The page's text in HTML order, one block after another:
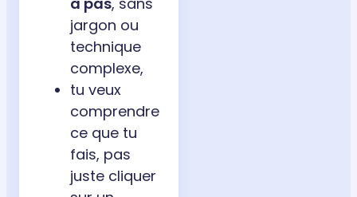
jargon ou
technique
complexe,
tu veux
comprendre
ce que tu
fais, pas
juste cliquer